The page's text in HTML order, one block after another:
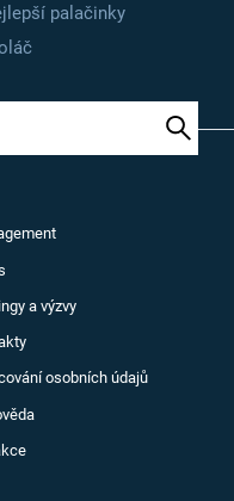
palačinky
a výzvy
osobních údajů